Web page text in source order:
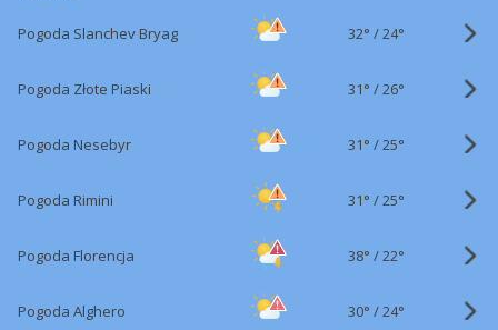
Pogoda Slanchev Bryag 32° /24°
Pogoda Złote Piaski 31° /26°
Pogoda Nesebyr 31° /25°
Pogoda Rimini 31° /25°
Pogoda Florencja 38° /22°
Pogoda Alghero 30° /24°